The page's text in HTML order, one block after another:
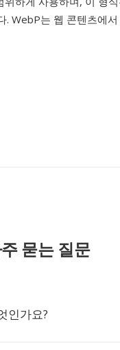
WebP는 웹 콘텐츠에서
묻는 질문
인가요?